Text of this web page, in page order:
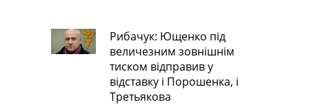
Рибачук: Ющенко під
величезним зовнішнім
тиском відправив у
відставку і Порошенка, і
Третьякова